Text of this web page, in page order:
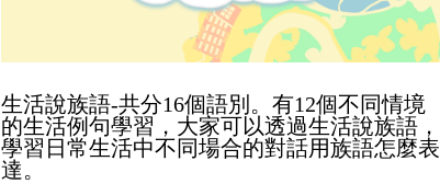
生活說族語-共分16個語別。有12個不同情境
的生活例句學習，大家可以透過生活說族語，
學習日常生活中不同場合的對話用族語怎麼表
達。